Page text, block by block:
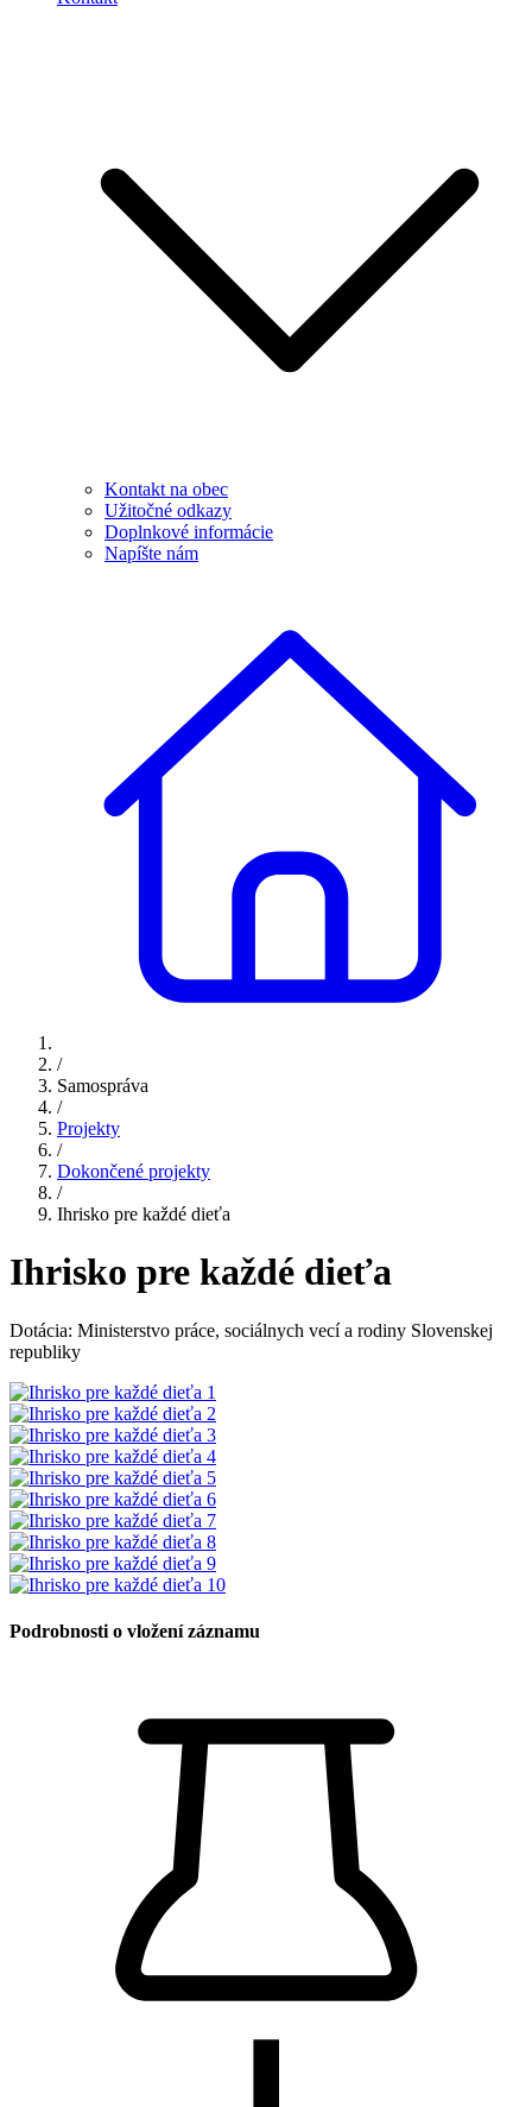
Kontakt na obec
Užitočné odkazy
Doplnkové informácie
Napíšte nám
/
Samospráva
/
Projekty
/
Dokončené projekty
/
Ihrisko pre každé dieťa
Ihrisko pre každé dieťa
Dotácia: Ministerstvo práce, sociálnych vecí a rodiny Slovenskej
republiky
Podrobnosti o vložení záznamu